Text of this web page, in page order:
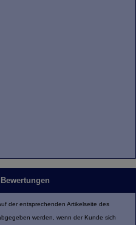
der entsprechenden Artikelseite des
werden, wenn der Kunde sich